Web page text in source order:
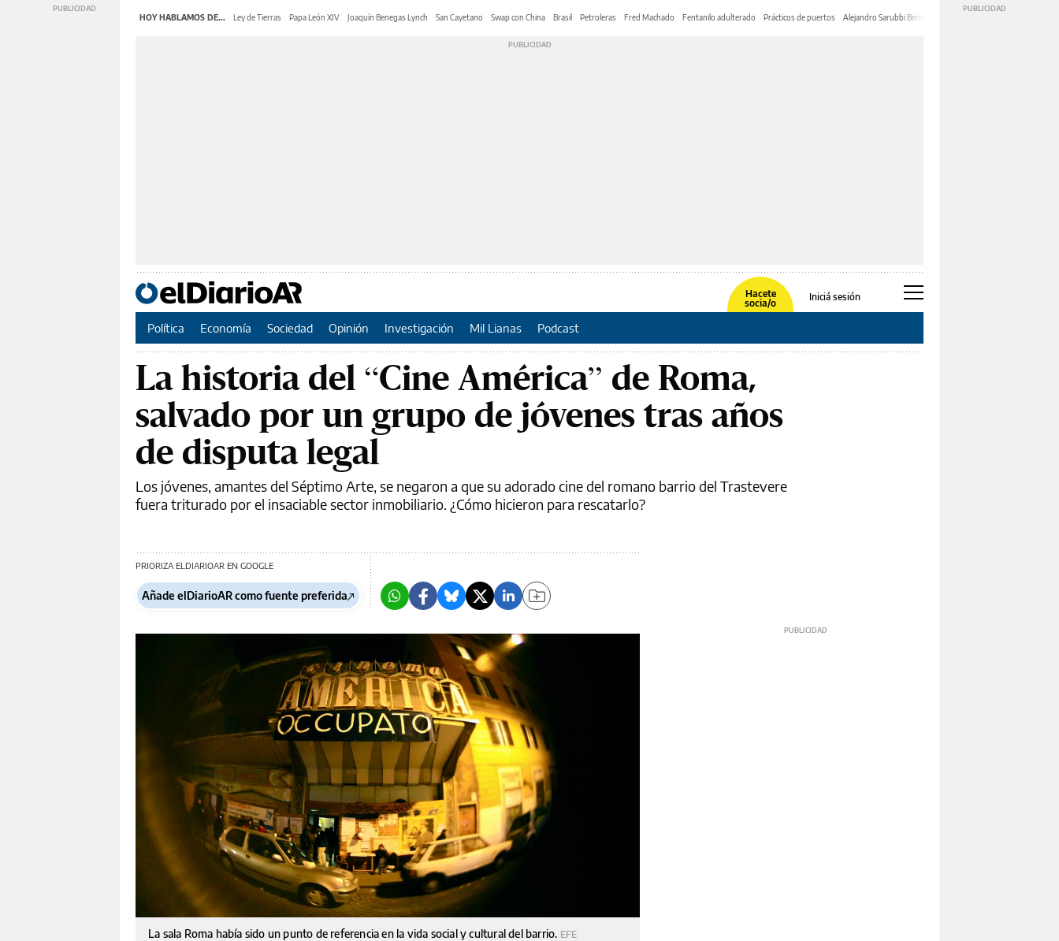
HOY HABLAMOS DE... Ley de Tierras Papa León XIV Joaquín Benegas Lynch San Cayetano Swap con China Brasil Petroleras Fred Machado Fentanilo adulterado Prácticos de puertos Alejandro Sarubbi Benítez
Hacete
socia/o
Iniciá sesión
Política Economía Sociedad Opinión Investigación Mil Lianas Podcast
La historia del “Cine América” de Roma,
salvado por un grupo de jóvenes tras años
de disputa legal
Los jóvenes, amantes del Séptimo Arte, se negaron a que su adorado cine del romano barrio del Trastevere
fuera triturado por el insaciable sector inmobiliario. ¿Cómo hicieron para rescatarlo?
PRIORIZA ELDIARIOAR EN GOOGLE
Añade elDiarioAR como fuente preferida
La sala Roma había sido un punto de referencia en la vida social y cultural del barrio. EFE